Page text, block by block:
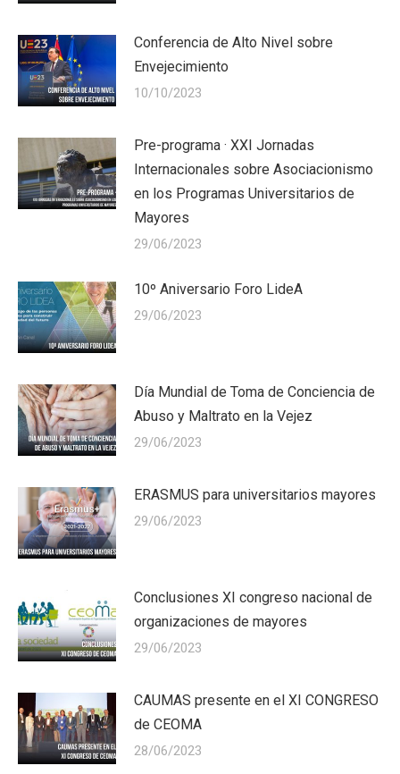
Conferencia de Alto Nivel sobre
Envejecimiento
10/10/2023
Pre-programa · XXI Jornadas
Internacionales sobre Asociacionismo
en los Programas Universitarios de
Mayores
29/06/2023
10º Aniversario Foro LideA
29/06/2023
Día Mundial de Toma de Conciencia de
Abuso y Maltrato en la Vejez
29/06/2023
ERASMUS para universitarios mayores
29/06/2023
Conclusiones XI congreso nacional de
organizaciones de mayores
29/06/2023
CAUMAS presente en el XI CONGRESO
de CEOMA
28/06/2023